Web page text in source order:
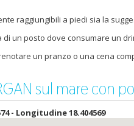
raggiungibili a piedi sia la
di un posto dove consumare un
un pranzo o una cena
sul mare con
- Longitudine 18.404569